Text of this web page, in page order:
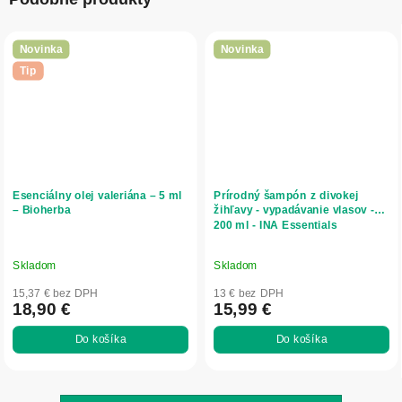
Novinka
Tip
Esenciálny olej valeriána – 5 ml
– Bioherba
Skladom
15,37 € bez DPH
18,90 €
Do košíka
Novinka
Prírodný šampón z divokej
žihľavy - vypadávanie vlasov -
200 ml - INA Essentials
Skladom
13 € bez DPH
15,99 €
Do košíka